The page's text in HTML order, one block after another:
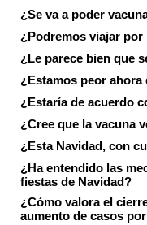
¿Se va a poder
¿Podremos viajar por
¿Le parece bien que
¿Estamos peor
¿Estaría de acuerdo
¿Cree que la vacuna
¿Esta Navidad, con
¿Ha entendido las
fiestas de Navidad?
¿Cómo valora el
aumento de casos